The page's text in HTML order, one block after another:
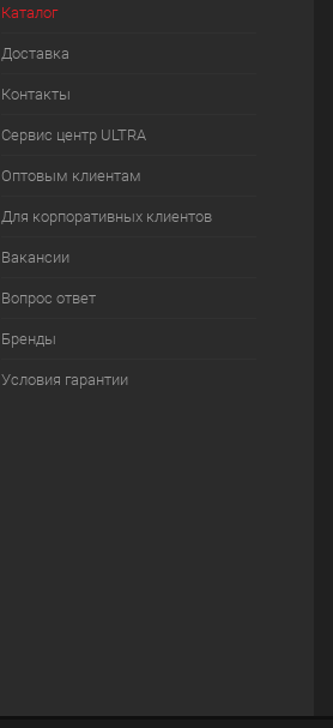
Каталог
Доставка
Контакты
Сервис центр ULTRA
Оптовым клиентам
Для корпоративных клиентов
Вакансии
Вопрос ответ
Бренды
Условия гарантии